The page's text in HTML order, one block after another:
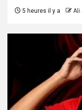
5 heures il y a Ali